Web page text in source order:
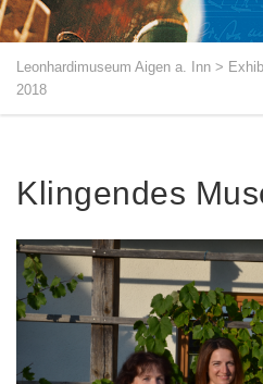
Leonhardimuseum Aigen a. Inn >
2018
Klingendes